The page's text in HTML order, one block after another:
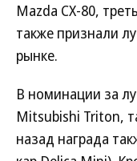
Mazda CX-80,
также признали
рынке.
В номинации за
Mitsubishi Triton,
назад награда